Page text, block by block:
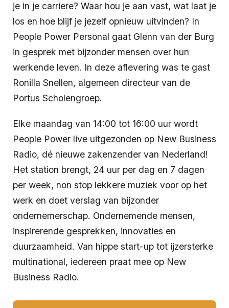
je in je carriere? Waar hou je aan vast, wat laat je
los en hoe blijf je jezelf opnieuw uitvinden? In
People Power Personal gaat Glenn van der Burg
in gesprek met bijzonder mensen over hun
werkende leven. In deze aflevering was te gast
Ronilla Snellen, algemeen directeur van de
Portus Scholengroep.
Elke maandag van 14:00 tot 16:00 uur wordt
People Power live uitgezonden op New Business
Radio, dé nieuwe zakenzender van Nederland!
Het station brengt, 24 uur per dag en 7 dagen
per week, non stop lekkere muziek voor op het
werk en doet verslag van bijzonder
ondernemerschap. Ondernemende mensen,
inspirerende gesprekken, innovaties en
duurzaamheid. Van hippe start-up tot ijzersterke
multinational, iedereen praat mee op New
Business Radio.